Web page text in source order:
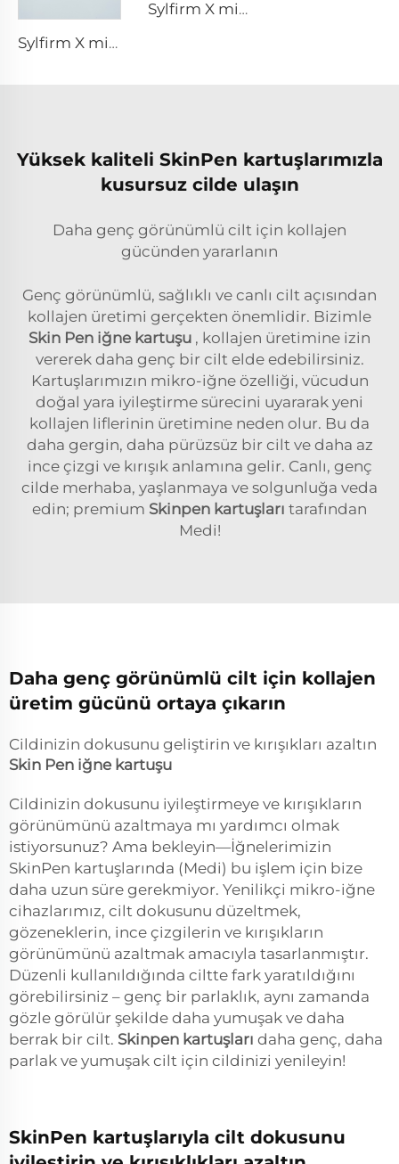
Sylfirm X mikroiğneleme rf cilt bakımı sylfirm X uçları XB-49
Sylfirm X mikroiğneleme rf ucu sylfirm x XE-25 kartuşu Viol'dan
Yüksek kaliteli SkinPen kartuşlarımızla
kusursuz cilde ulaşın
Daha genç görünümlü cilt için kollajen
gücünden yararlanın
Genç görünümlü, sağlıklı ve canlı cilt açısından
kollajen üretimi gerçekten önemlidir. Bizimle
Skin Pen iğne kartuşu , kollajen üretimine izin
vererek daha genç bir cilt elde edebilirsiniz.
Kartuşlarımızın mikro-iğne özelliği, vücudun
doğal yara iyileştirme sürecini uyararak yeni
kollajen liflerinin üretimine neden olur. Bu da
daha gergin, daha pürüzsüz bir cilt ve daha az
ince çizgi ve kırışık anlamına gelir. Canlı, genç
cilde merhaba, yaşlanmaya ve solgunluğa veda
edin; premium Skinpen kartuşları tarafından
Medi!
Daha genç görünümlü cilt için kollajen
üretim gücünü ortaya çıkarın
Cildinizin dokusunu geliştirin ve kırışıkları azaltın
Skin Pen iğne kartuşu
Cildinizin dokusunu iyileştirmeye ve kırışıkların
görünümünü azaltmaya mı yardımcı olmak
istiyorsunuz? Ama bekleyin—İğnelerimizin
SkinPen kartuşlarında (Medi) bu işlem için bize
daha uzun süre gerekmiyor. Yenilikçi mikro-iğne
cihazlarımız, cilt dokusunu düzeltmek,
gözeneklerin, ince çizgilerin ve kırışıkların
görünümünü azaltmak amacıyla tasarlanmıştır.
Düzenli kullanıldığında ciltte fark yaratıldığını
görebilirsiniz – genç bir parlaklık, aynı zamanda
gözle görülür şekilde daha yumuşak ve daha
berrak bir cilt. Skinpen kartuşları daha genç, daha
parlak ve yumuşak cilt için cildinizi yenileyin!
SkinPen kartuşlarıyla cilt dokusunu